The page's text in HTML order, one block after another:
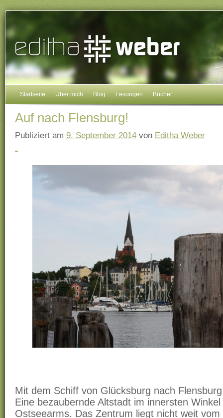
Startseite Über mich Blog Lesungen Bücher
Auf nach Flensburg!
Publiziert am 9. September 2014 von Editha Weber
Mit dem Schiff von Glücksburg nach
Eine bezaubernde Altstadt im innersten
Ostseearms. Das Zentrum liegt nicht weit